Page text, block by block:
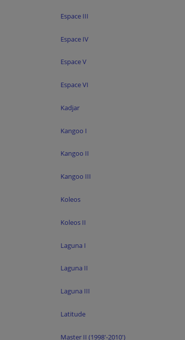
Espace III
Espace IV
Espace V
Espace VI
Kadjar
Kangoo I
Kangoo II
Kangoo III
Koleos
Koleos II
Laguna I
Laguna II
Laguna III
Latitude
Master II (1998'-2010')